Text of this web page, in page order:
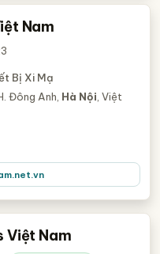
Nam
Bị Xi Mạ
Đông Anh, Hà Nội , Việt
Việt Nam